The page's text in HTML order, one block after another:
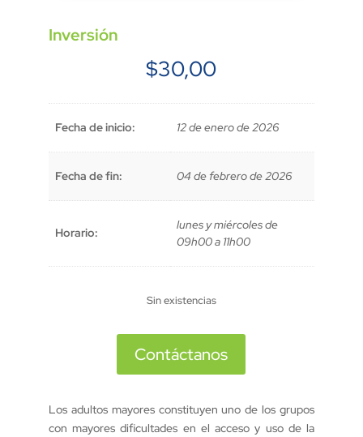
Inversión
$30,00
Fecha de inicio: 12 de enero de 2026
Fecha de fin: 04 de febrero de 2026
Horario:
lunes y miércoles de
09h00 a 11h00
Sin existencias
Contáctanos
Los adultos mayores constituyen uno de los grupos
con mayores dificultades en el acceso y uso de la